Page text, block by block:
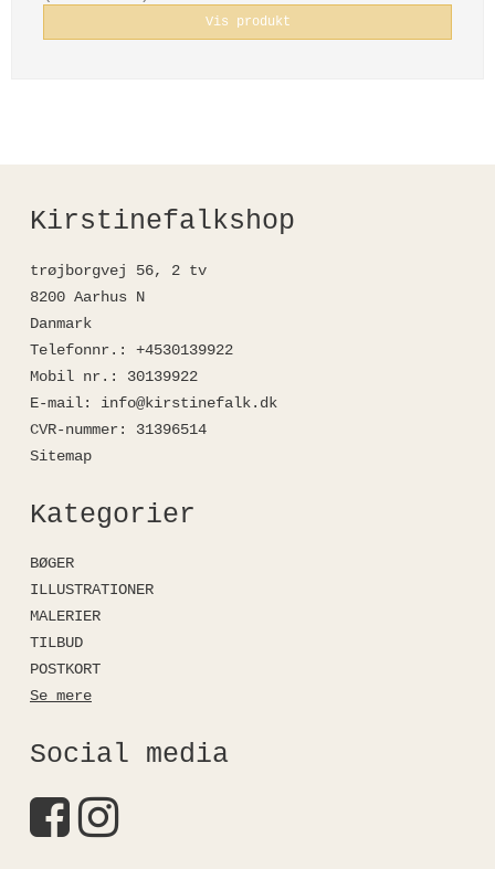
Vis produkt
Kirstinefalkshop
trøjborgvej 56, 2 tv
8200 Aarhus N
Danmark
Telefonnr. :
+4530139922
Mobil nr. :
30139922
E-mail:
info@kirstinefalk.dk
CVR-nummer:
31396514
Sitemap
Kategorier
BØGER
ILLUSTRATIONER
MALERIER
TILBUD
POSTKORT
Se mere
Social media